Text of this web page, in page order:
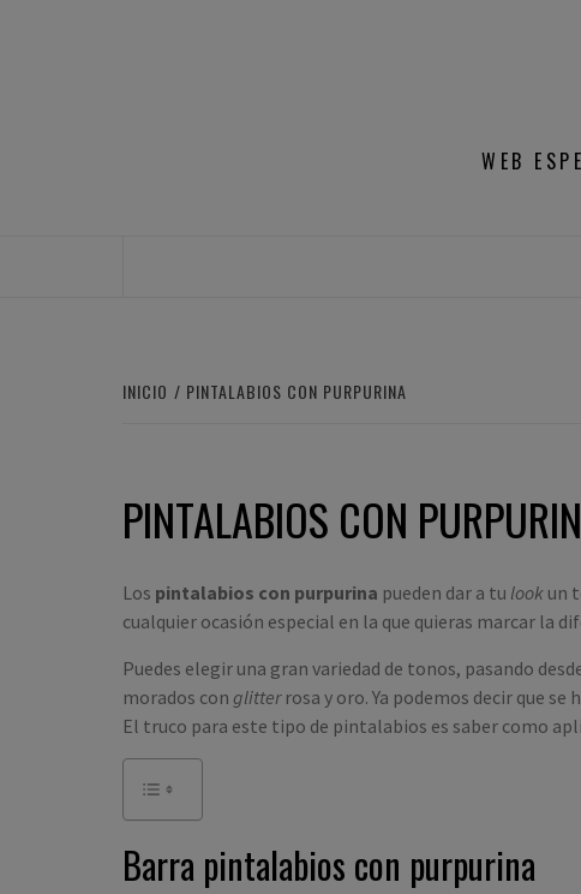
WEB
INICIO PINTALABIOS CON PURPURINA
PINTALABIOS CON
Los pintalabios con purpurina pueden dar a tu look un
cualquier ocasión especial en la que quieras marcar la
Puedes elegir una gran variedad de tonos, pasando
morados con glitter rosa y oro. Ya podemos decir que
El truco para este tipo de pintalabios es saber como
Barra pintalabios con purpurina